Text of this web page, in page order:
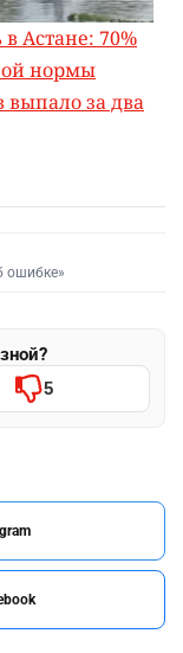
Астане: 70%
нормы
выпало за два
ошибке»
5